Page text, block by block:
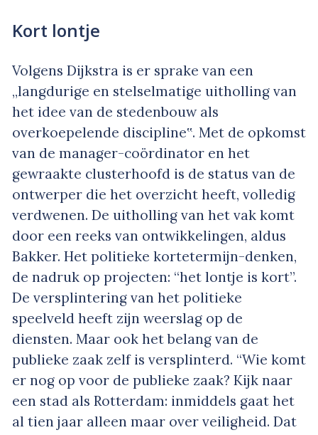
Kort lontje
Volgens Dijkstra is er sprake van een
„langdurige en stelselmatige uitholling van
het idee van de stedenbouw als
overkoepelende discipline‟. Met de opkomst
van de manager-coördinator en het
gewraakte clusterhoofd is de status van de
ontwerper die het overzicht heeft, volledig
verdwenen. De uitholling van het vak komt
door een reeks van ontwikkelingen, aldus
Bakker. Het politieke kortetermijn-denken,
de nadruk op projecten: “het lontje is kort”.
De versplintering van het politieke
speelveld heeft zijn weerslag op de
diensten. Maar ook het belang van de
publieke zaak zelf is versplinterd. “Wie komt
er nog op voor de publieke zaak? Kijk naar
een stad als Rotterdam: inmiddels gaat het
al tien jaar alleen maar over veiligheid. Dat